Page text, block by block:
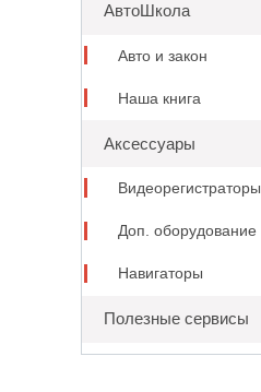
АвтоШкола
Авто и закон
Наша книга
Аксессуары
Видеорегистраторы
Доп. оборудование
Навигаторы
Полезные сервисы